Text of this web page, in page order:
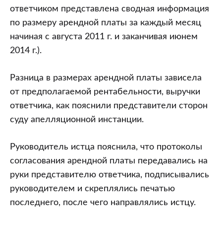
ответчиком представлена сводная информация
по размеру арендной платы за каждый месяц
начиная с августа 2011 г. и заканчивая июнем
2014 г.).
Разница в размерах арендной платы зависела
от предполагаемой рентабельности, выручки
ответчика, как пояснили представители сторон
суду апелляционной инстанции.
Руководитель истца пояснила, что протоколы
согласования арендной платы передавались на
руки представителю ответчика, подписывались
руководителем и скреплялись печатью
последнего, после чего направлялись истцу.